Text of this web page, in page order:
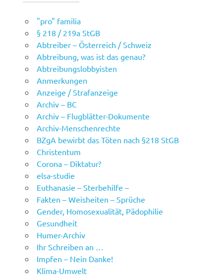
"pro" familia
§ 218 / 219a StGB
Abtreiber – Österreich / Schweiz
Abtreibung, was ist das genau?
Abtreibungslobbyisten
Anmerkungen
Anzeige / Strafanzeige
Archiv – BC
Archiv – Flugblätter-Dokumente
Archiv-Menschenrechte
BZgA bewirbt das Töten nach §218 StGB
Christentum
Corona – Diktatur?
elsa-studie
Euthanasie – Sterbehilfe –
Fakten – Weisheiten – Sprüche
Gender, Homosexualität, Pädophilie
Gesundheit
Humer-Archiv
Ihr Schreiben an …
Impfen – Nein Danke!
Klima-Umwelt